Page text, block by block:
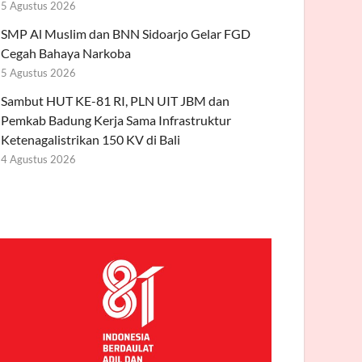
5 Agustus 2026
SMP Al Muslim dan BNN Sidoarjo Gelar FGD
Cegah Bahaya Narkoba
5 Agustus 2026
Sambut HUT KE-81 RI, PLN UIT JBM dan
Pemkab Badung Kerja Sama Infrastruktur
Ketenagalistrikan 150 KV di Bali
4 Agustus 2026